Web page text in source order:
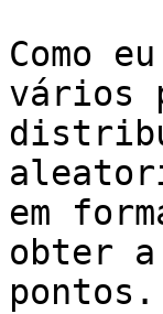
Como
vários
em
obter
pontos.